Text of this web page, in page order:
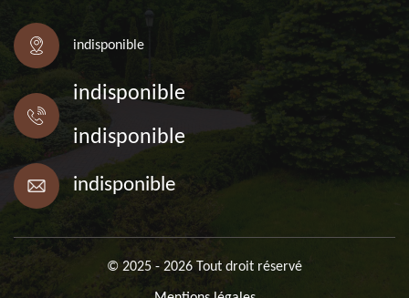
indisponible
indisponible
indisponible
indisponible
© 2025 - 2026 Tout droit réservé